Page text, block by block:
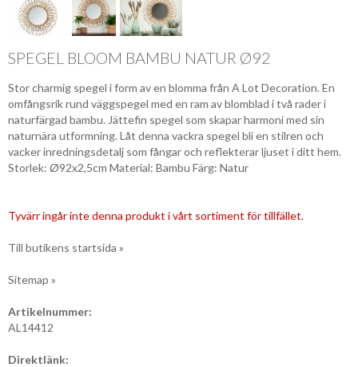
SPEGEL BLOOM BAMBU NATUR Ø92
Stor charmig spegel i form av en blomma från A Lot Decoration. En
omfångsrik rund väggspegel med en ram av blomblad i två rader i
naturfärgad bambu. Jättefin spegel som skapar harmoni med sin
naturnära utformning. Låt denna vackra spegel bli en stilren och
vacker inredningsdetalj som fångar och reflekterar ljuset i ditt hem.
Storlek: Ø92x2,5cm Material: Bambu Färg: Natur
Tyvärr ingår inte denna produkt i vårt sortiment för tillfället.
Till butikens startsida »
Sitemap »
Artikelnummer:
AL14412
Direktlänk: